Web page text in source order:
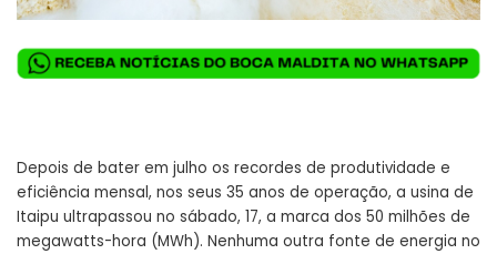
Depois de bater em julho os recordes de produtividade e
eficiência mensal, nos seus 35 anos de operação, a usina de
Itaipu ultrapassou no sábado, 17, a marca dos 50 milhões de
megawatts-hora (MWh). Nenhuma outra fonte de energia no